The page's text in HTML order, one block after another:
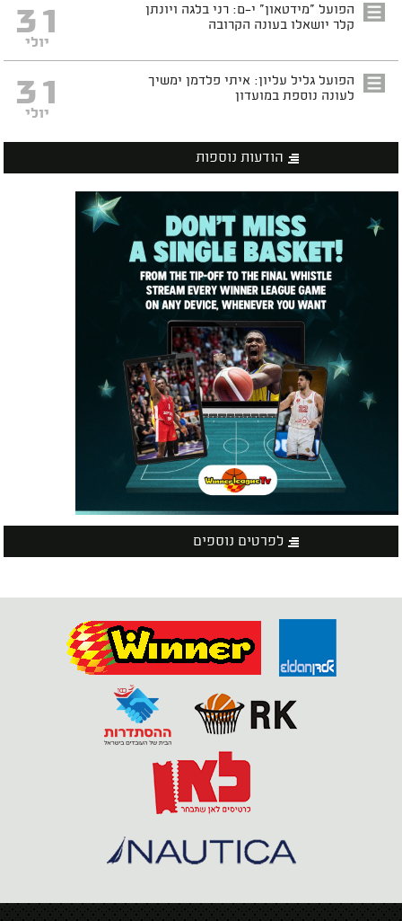
הפועל "מידטאון" י-ם: רני בלגה ויונתן
קלר יושאלו בעונה הקרובה
31
יולי
הפועל גליל עליון: איתי פלדמן ימשיך
לעונה נוספת במועדון
31
יולי
הודעות נוספות
לפרטים נוספים